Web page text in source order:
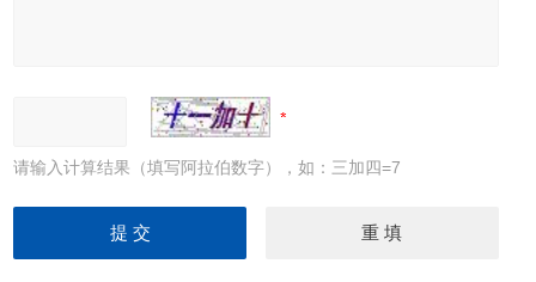
请输入计算结果（填写阿拉伯数字），如：三加四=7